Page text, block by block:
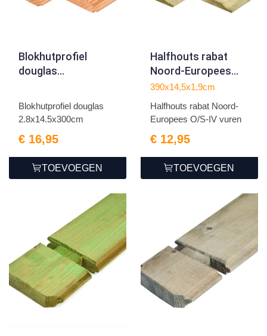
Blokhutprofiel
douglas
Blokhutprofiel douglas
2.8x14.5x300cm
€ 16,95
TOEVOEGEN
Halfhouts rabat
Noord-Europees
O/S-IV vuren
390x14,5x1,9cm
Halfhouts rabat Noord-
Europees O/S-IV vuren
€ 12,95
TOEVOEGEN